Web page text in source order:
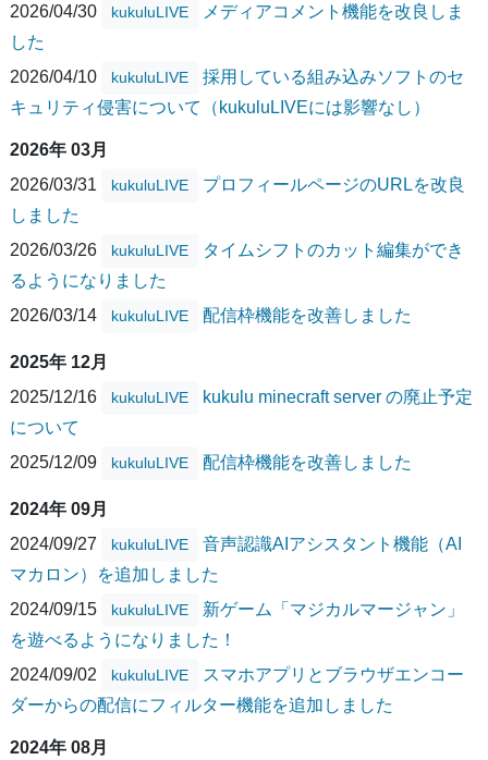
2026/04/30
kukuluLIVE
メディアコメント機能を改良しま
した
2026/04/10
kukuluLIVE
採用している組み込みソフトのセ
キュリティ侵害について（kukuluLIVEには影響なし）
2026年 03月
2026/03/31
kukuluLIVE
プロフィールページのURLを改良
しました
2026/03/26
kukuluLIVE
タイムシフトのカット編集ができ
るようになりました
2026/03/14
kukuluLIVE 配信枠機能を改善しました
2025年 12月
2025/12/16
kukuluLIVE
kukulu minecraft server の廃止予定
について
2025/12/09
kukuluLIVE 配信枠機能を改善しました
2024年 09月
2024/09/27
kukuluLIVE
音声認識AIアシスタント機能（AI
マカロン）を追加しました
2024/09/15
kukuluLIVE
新ゲーム「マジカルマージャン」
を遊べるようになりました！
2024/09/02
kukuluLIVE
スマホアプリとブラウザエンコー
ダーからの配信にフィルター機能を追加しました
2024年 08月